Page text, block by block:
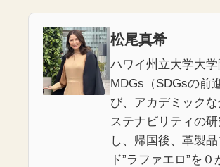
松尾真希
ハワイ州立大学大
MDGs（SDGsの前
び、アカデミック
ステナビリティの
し、帰国後、革製
ド”ラファエロ”を０